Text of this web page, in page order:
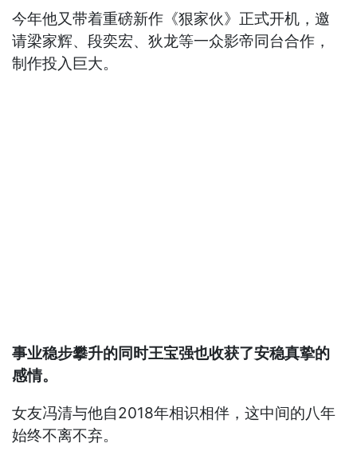
今年他又带着重磅新作《狠家伙》正式开机，邀
请梁家辉、段奕宏、狄龙等一众影帝同台合作，
制作投入巨大。
事业稳步攀升的同时王宝强也收获了安稳真挚的
感情。
女友冯清与他自2018年相识相伴，这中间的八年
始终不离不弃。